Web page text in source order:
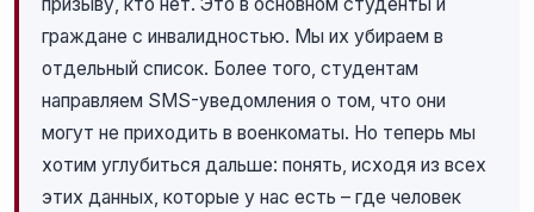
призыву, кто нет. Это в основном студенты и
граждане с инвалидностью. Мы их убираем в
отдельный список. Более того, студентам
направляем SMS-уведомления о том, что они
могут не приходить в военкоматы. Но теперь мы
хотим углубиться дальше: понять, исходя из всех
этих данных, которые у нас есть – где человек